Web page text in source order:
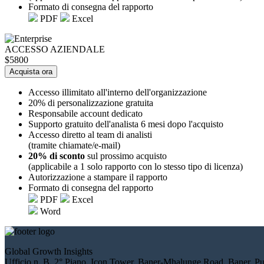
Formato di consegna del rapporto
PDF
Excel
ACCESSO AZIENDALE
$5800
Acquista ora
Accesso illimitato all'interno dell'organizzazione
20% di personalizzazione gratuita
Responsabile account dedicato
Supporto gratuito dell'analista 6 mesi dopo l'acquisto
Accesso diretto al team di analisti
(tramite chiamate/e-mail)
20% di sconto sul prossimo acquisto
(applicabile a 1 solo rapporto con lo stesso tipo di licenza)
Autorizzazione a stampare il rapporto
Formato di consegna del rapporto
PDF
Excel
Word
Global Growth Insights
Ufficio n. B, 2° Piano, Icon Tower, Baner-Mhalunge Road, Baner,